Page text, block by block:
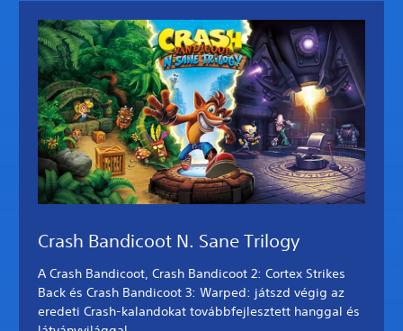
Crash Bandicoot N. Sane Trilogy
A Crash Bandicoot, Crash Bandicoot 2: Cortex Strikes
Back és Crash Bandicoot 3: Warped: játszd végig az
eredeti Crash-kalandokat továbbfejlesztett hanggal és